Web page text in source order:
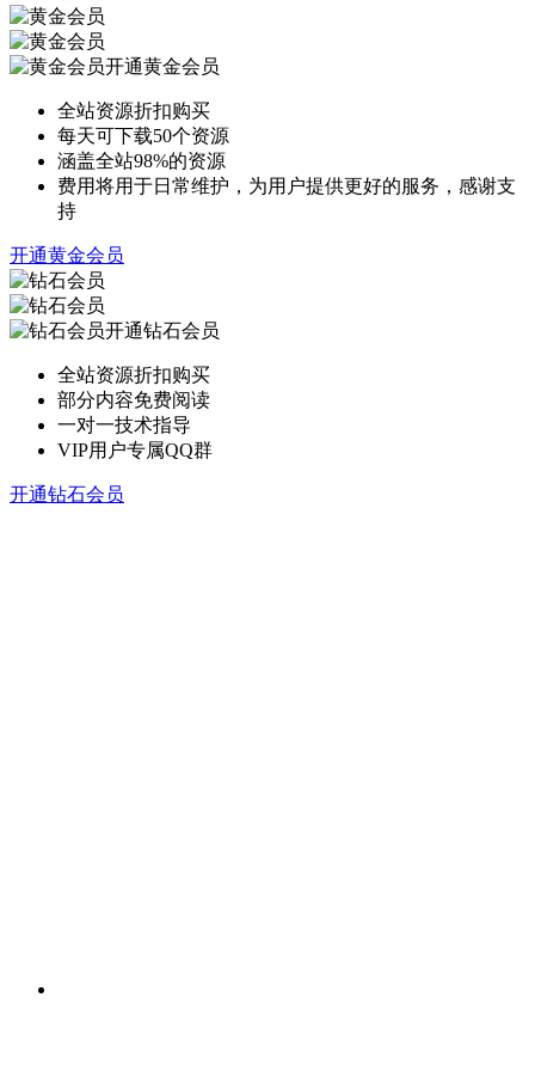
开通黄金会员
全站资源折扣购买
每天可下载50个资源
涵盖全站98%的资源
费用将用于日常维护，为用户提供更好的服务，感谢支
持
开通黄金会员
开通钻石会员
全站资源折扣购买
部分内容免费阅读
一对一技术指导
VIP用户专属QQ群
开通钻石会员